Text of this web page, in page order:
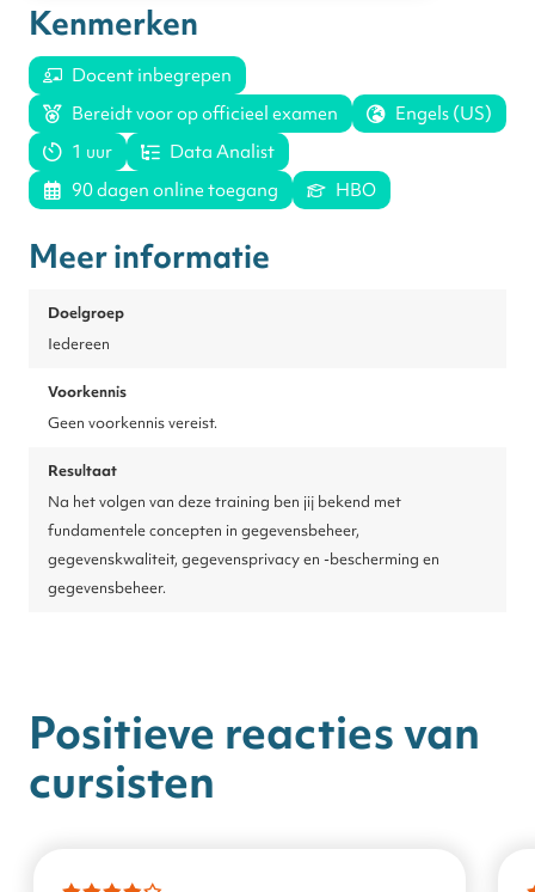
Kenmerken
Docent inbegrepen
Bereidt voor op officieel examen
Engels (US)
1 uur
Data Analist
90 dagen online toegang
HBO
Meer informatie
Doelgroep
Iedereen
Voorkennis
Geen voorkennis vereist.
Resultaat
Na het volgen van deze training ben jij bekend met
fundamentele concepten in gegevensbeheer,
gegevenskwaliteit, gegevensprivacy en -bescherming en
gegevensbeheer.
Positieve reacties van
cursisten